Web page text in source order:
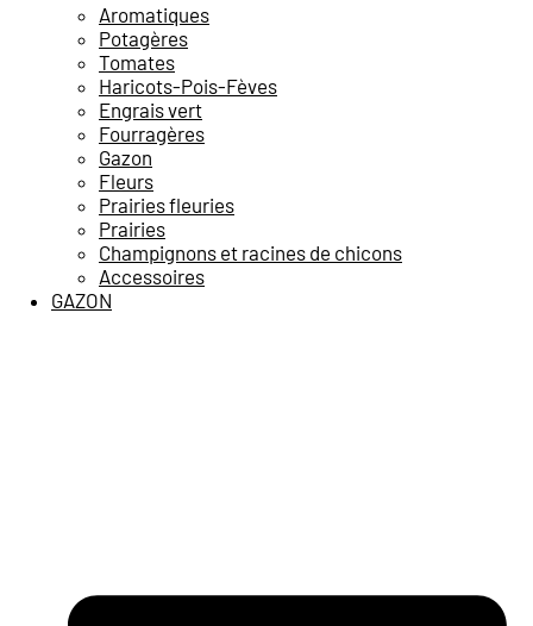
Aromatiques
Potagères
Tomates
Haricots-Pois-Fèves
Engrais vert
Fourragères
Gazon
Fleurs
Prairies fleuries
Prairies
Champignons et racines de chicons
Accessoires
GAZON